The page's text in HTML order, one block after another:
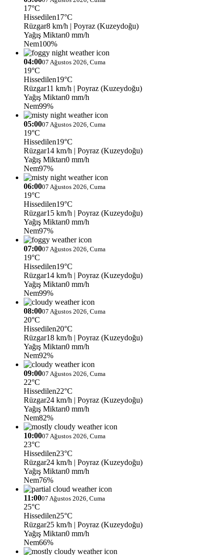
17°C
Hissedilen17°C
Rüzgar8 km/h | Poyraz (Kuzeydoğu)
Yağış Miktarı0 mm/h
Nem100%
04:0007 Ağustos 2026, Cuma
19°C
Hissedilen19°C
Rüzgar11 km/h | Poyraz (Kuzeydoğu)
Yağış Miktarı0 mm/h
Nem99%
05:0007 Ağustos 2026, Cuma
19°C
Hissedilen19°C
Rüzgar14 km/h | Poyraz (Kuzeydoğu)
Yağış Miktarı0 mm/h
Nem97%
06:0007 Ağustos 2026, Cuma
19°C
Hissedilen19°C
Rüzgar15 km/h | Poyraz (Kuzeydoğu)
Yağış Miktarı0 mm/h
Nem97%
07:0007 Ağustos 2026, Cuma
19°C
Hissedilen19°C
Rüzgar14 km/h | Poyraz (Kuzeydoğu)
Yağış Miktarı0 mm/h
Nem99%
08:0007 Ağustos 2026, Cuma
20°C
Hissedilen20°C
Rüzgar18 km/h | Poyraz (Kuzeydoğu)
Yağış Miktarı0 mm/h
Nem92%
09:0007 Ağustos 2026, Cuma
22°C
Hissedilen22°C
Rüzgar24 km/h | Poyraz (Kuzeydoğu)
Yağış Miktarı0 mm/h
Nem82%
10:0007 Ağustos 2026, Cuma
23°C
Hissedilen23°C
Rüzgar24 km/h | Poyraz (Kuzeydoğu)
Yağış Miktarı0 mm/h
Nem76%
11:0007 Ağustos 2026, Cuma
25°C
Hissedilen25°C
Rüzgar25 km/h | Poyraz (Kuzeydoğu)
Yağış Miktarı0 mm/h
Nem66%